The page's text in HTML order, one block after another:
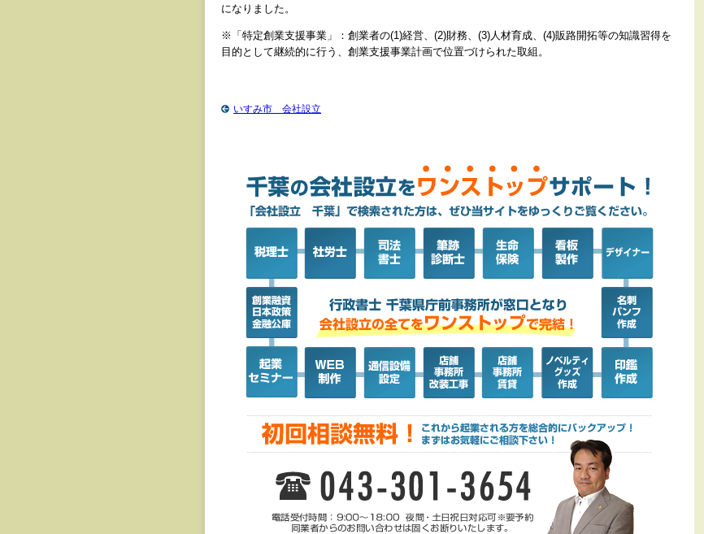
になりました。
※「特定創業支援事業」：創業者の(1)経営、(2)財務、(3)人材育成、(4)販路開拓等の知識習得を
目的として継続的に行う、創業支援事業計画で位置づけられた取組。
いすみ市 会社設立